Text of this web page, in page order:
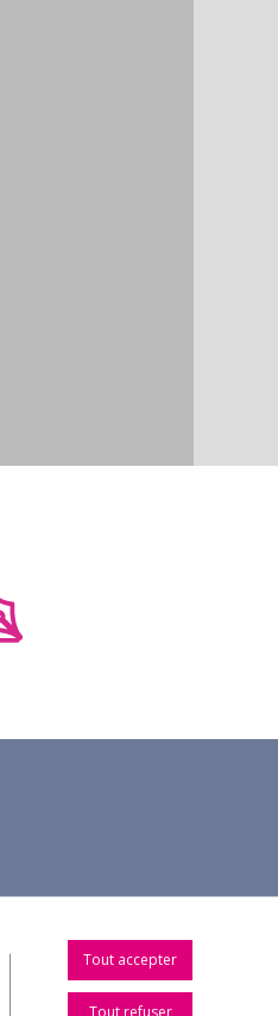
Tout accepter
Tout refuser